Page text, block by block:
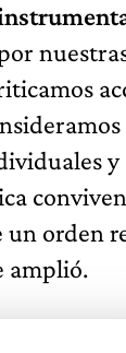
orden
amplió.